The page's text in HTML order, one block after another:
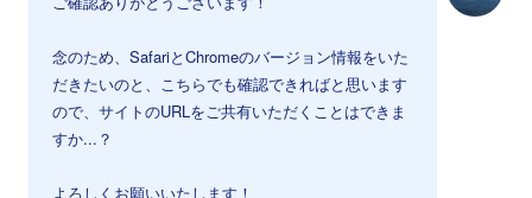
念のため、SafariとChromeのバージョン情報をいた
だきたいのと、こちらでも確認できればと思います
ので、サイトのURLをご共有いただくことはできま
すか...？
よろしくお願いいたします！